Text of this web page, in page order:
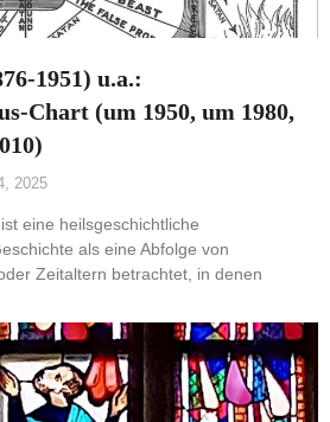
1951) u.a.:
Chart (um 1950, um 1980,
2025
eine heilsgeschichtliche
als eine Abfolge von
Zeitaltern betrachtet, in denen